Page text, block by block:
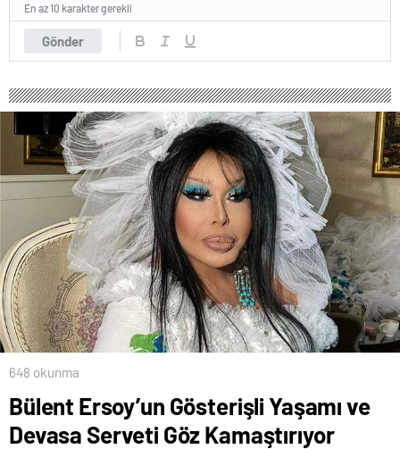
Gönder
En az 10 karakter gerekli
648 okunma
Bülent Ersoy’un Gösterişli Yaşamı ve
Devasa Serveti Göz Kamaştırıyor